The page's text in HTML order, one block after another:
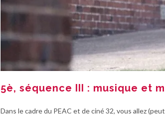
5è, séquence III : musique et
Dans le cadre du PEAC et de ciné 32, vous allez